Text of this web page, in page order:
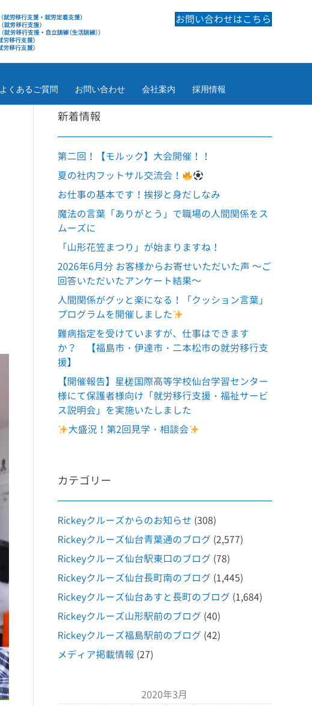
よくあるご質問 お問い合わせ 会社案内 採用情報
お問い合わせはこちら
新着情報
第二回！【モルック】大会開催！！
夏の社内フットサル交流会！
お仕事の基本です！挨拶と身だしなみ
魔法の言葉「ありがとう」で職場の人間関係をス
ムーズに
「山形花笠まつり」が始まりますね！
2026年6月分 お客様からお寄せいただいた声 ～ご
回答いただいたアンケート結果～
人間関係がグッと楽になる！「クッション言葉」
プログラムを開催しました
難病指定を受けていますが、仕事はできます
か？ 【福島市・伊達市・二本松市の就労移行支
援】
【開催報告】星槎国際高等学校仙台学習センター
様にて保護者様向け「就労移行支援・福祉サービ
ス説明会」を実施いたしました
大盛況！第2回見学・相談会
カテゴリー
Rickeyクルーズからのお知らせ (308)
Rickeyクルーズ仙台青葉通のブログ (2,577)
Rickeyクルーズ仙台駅東口のブログ (78)
Rickeyクルーズ仙台長町南のブログ (1,445)
Rickeyクルーズ仙台あすと長町のブログ (1,684)
Rickeyクルーズ山形駅前のブログ (40)
Rickeyクルーズ福島駅前のブログ (42)
メディア掲載情報 (27)
2020年3月